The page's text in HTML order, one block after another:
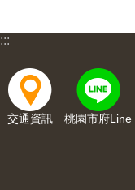
:::
交通資訊 桃園市府Line